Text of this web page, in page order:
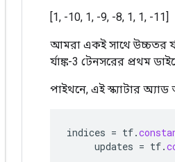
[1, -10, 1, -9, -8, 1, 1, -11]
আমরা একই সাথে উচ্চতর
র্যাঙ্ক-3 টেনসরের প্রথম
পাইথনে, এই স্ক্যাটার
indices = tf.
updates = tf.